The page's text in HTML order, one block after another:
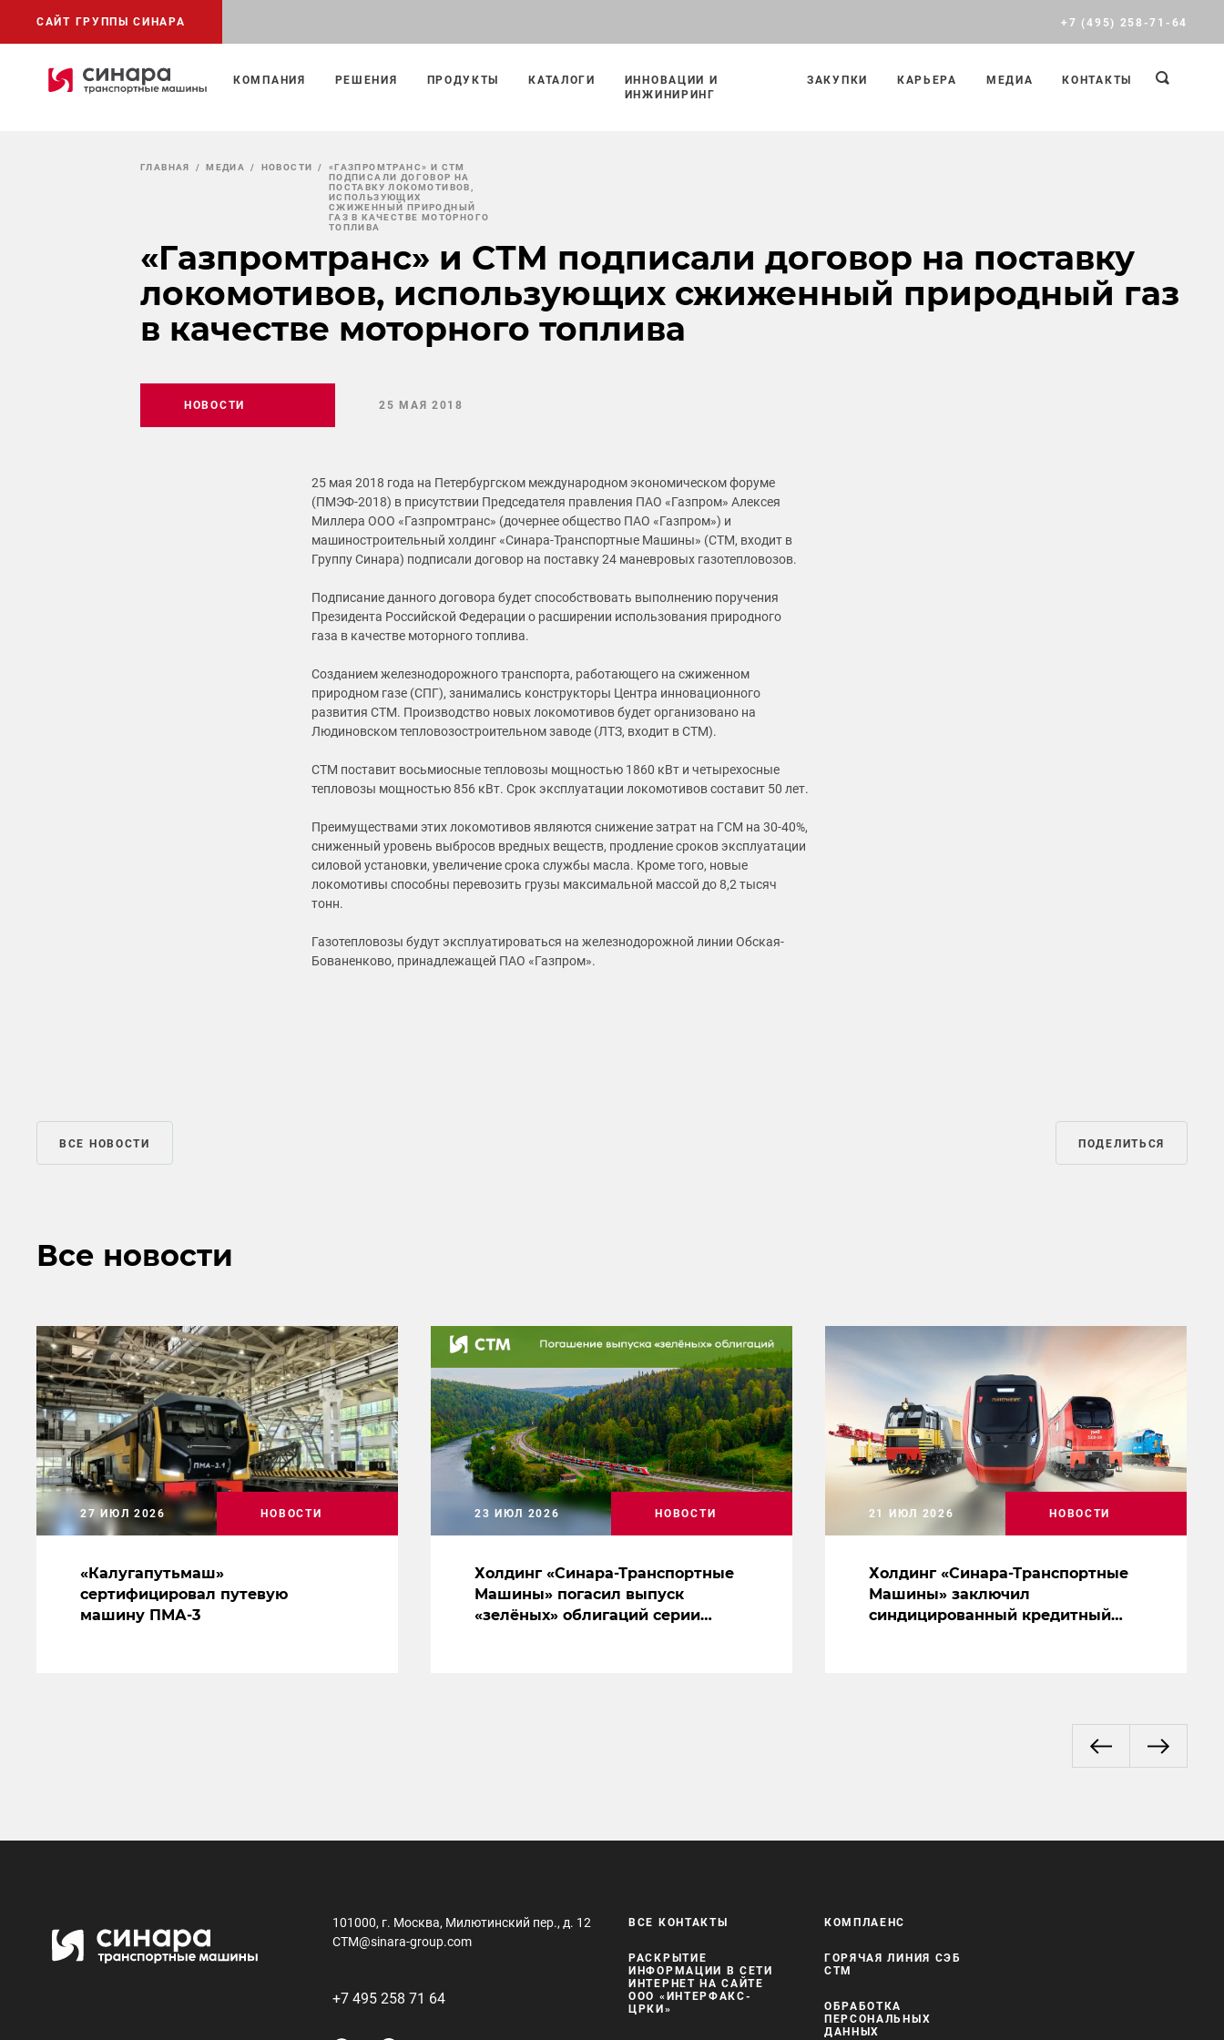
САЙТ ГРУППЫ СИНАРА +7 (495) 258-71-64
КОМПАНИЯ РЕШЕНИЯ ПРОДУКТЫ КАТАЛОГИ
ИННОВАЦИИ И
ИНЖИНИРИНГ
ЗАКУПКИ КАРЬЕРА МЕДИА КОНТАКТЫ
ГЛАВНАЯ МЕДИА НОВОСТИ
«ГАЗПРОМТРАНС» И СТМ
ПОДПИСАЛИ ДОГОВОР НА
ПОСТАВКУ ЛОКОМОТИВОВ,
ИСПОЛЬЗУЮЩИХ
СЖИЖЕННЫЙ ПРИРОДНЫЙ
ГАЗ В КАЧЕСТВЕ МОТОРНОГО
ТОПЛИВА
«Газпромтранс» и СТМ подписали договор на поставку
локомотивов, использующих сжиженный природный газ
в качестве моторного топлива
НОВОСТИ 25 МАЯ 2018
25 мая 2018 года на Петербургском международном экономическом форуме
(ПМЭФ-2018) в присутствии Председателя правления ПАО «Газпром» Алексея
Миллера ООО «Газпромтранс» (дочернее общество ПАО «Газпром») и
машиностроительный холдинг «Синара-Транспортные Машины» (СТМ, входит в
Группу Синара) подписали договор на поставку 24 маневровых газотепловозов.
Подписание данного договора будет способствовать выполнению поручения
Президента Российской Федерации о расширении использования природного
газа в качестве моторного топлива.
Созданием железнодорожного транспорта, работающего на сжиженном
природном газе (СПГ), занимались конструкторы Центра инновационного
развития СТМ. Производство новых локомотивов будет организовано на
Людиновском тепловозостроительном заводе (ЛТЗ, входит в СТМ).
СТМ поставит восьмиосные тепловозы мощностью 1860 кВт и четырехосные
тепловозы мощностью 856 кВт. Срок эксплуатации локомотивов составит 50 лет.
Преимуществами этих локомотивов являются снижение затрат на ГСМ на 30-40%,
сниженный уровень выбросов вредных веществ, продление сроков эксплуатации
силовой установки, увеличение срока службы масла. Кроме того, новые
локомотивы способны перевозить грузы максимальной массой до 8,2 тысяч
тонн.
Газотепловозы будут эксплуатироваться на железнодорожной линии Обская-
Бованенково, принадлежащей ПАО «Газпром».
ВСЕ НОВОСТИ ПОДЕЛИТЬСЯ
Все новости
«Калугапутьмаш»
сертифицировал путевую
машину ПМА-3
27 ИЮЛ 2026 НОВОСТИ
Холдинг «Синара-Транспортные
Машины» погасил выпуск
«зелёных» облигаций серии
23 ИЮЛ 2026 НОВОСТИ
Холдинг «Синара-Транспортные
Машины» заключил
синдицированный кредитный
21 ИЮЛ 2026 НОВОСТИ
101000, г. Москва, Милютинский пер., д. 12
CTM@sinara-group.com
+7 495 258 71 64
ВСЕ КОНТАКТЫ
РАСКРЫТИЕ
ИНФОРМАЦИИ В СЕТИ
ИНТЕРНЕТ НА САЙТЕ
ООО «ИНТЕРФАКС-
ЦРКИ»
КОМПЛАЕНС
ГОРЯЧАЯ ЛИНИЯ СЭБ
СТМ
ОБРАБОТКА
ПЕРСОНАЛЬНЫХ
ДАННЫХ